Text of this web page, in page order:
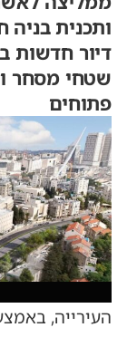
דיור חדשות
שטחי מסחר
פתוחים
העירייה,